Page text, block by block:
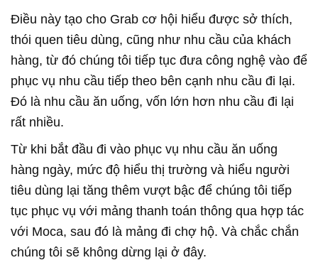
Điều này tạo cho Grab cơ hội hiểu được sở thích,
thói quen tiêu dùng, cũng như nhu cầu của khách
hàng, từ đó chúng tôi tiếp tục đưa công nghệ vào để
phục vụ nhu cầu tiếp theo bên cạnh nhu cầu đi lại.
Đó là nhu cầu ăn uống, vốn lớn hơn nhu cầu đi lại
rất nhiều.
Từ khi bắt đầu đi vào phục vụ nhu cầu ăn uống
hàng ngày, mức độ hiểu thị trường và hiểu người
tiêu dùng lại tăng thêm vượt bậc để chúng tôi tiếp
tục phục vụ với mảng thanh toán thông qua hợp tác
với Moca, sau đó là mảng đi chợ hộ. Và chắc chắn
chúng tôi sẽ không dừng lại ở đây.